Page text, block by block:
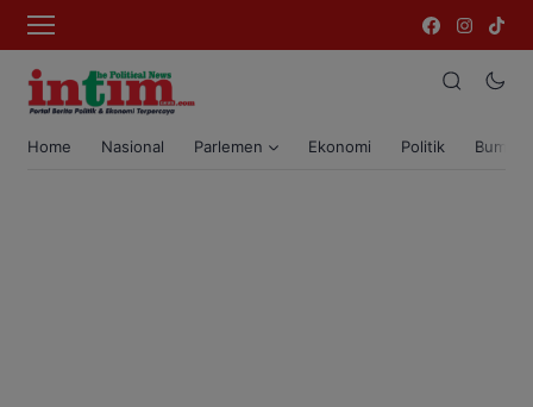
Home Nasional Parlemen Ekonomi Politik Bumi